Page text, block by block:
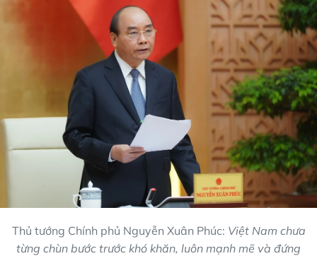
Thủ tướng Chính phủ Nguyễn Xuân Phúc: Việt Nam chưa
từng chùn bước trước khó khăn, luôn mạnh mẽ và đứng